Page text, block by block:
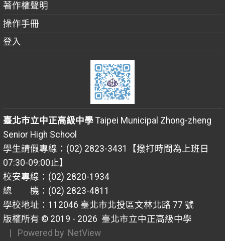
著作權聲明
操作手冊
登入
臺北市立中正高級中學Taipei Municipal Zhong-zheng
Senior High School
學生請假專線：(02) 2823-3431【撥打時間為上班日
07:30-09:00止】
校安專線：(02) 2820-1934
總 機：(02) 2823-4811
學校地址：112046 臺北市北投區文林北路 77 號
版權所有 © 2019 - 2026 臺北市立中正高級中學
| Powered by NetView